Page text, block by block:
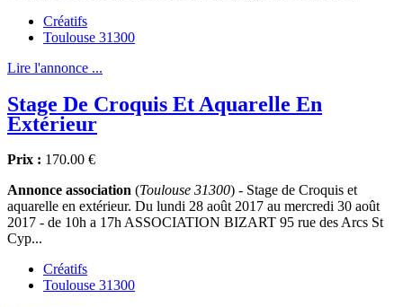
Créatifs
Toulouse 31300
Lire l'annonce ...
Stage De Croquis Et Aquarelle En
Extérieur
Prix : 170.00 €
Annonce association (Toulouse 31300) - Stage de Croquis et
aquarelle en extérieur. Du lundi 28 août 2017 au mercredi 30 août
2017 - de 10h a 17h ASSOCIATION BIZART 95 rue des Arcs St
Cyp...
Créatifs
Toulouse 31300